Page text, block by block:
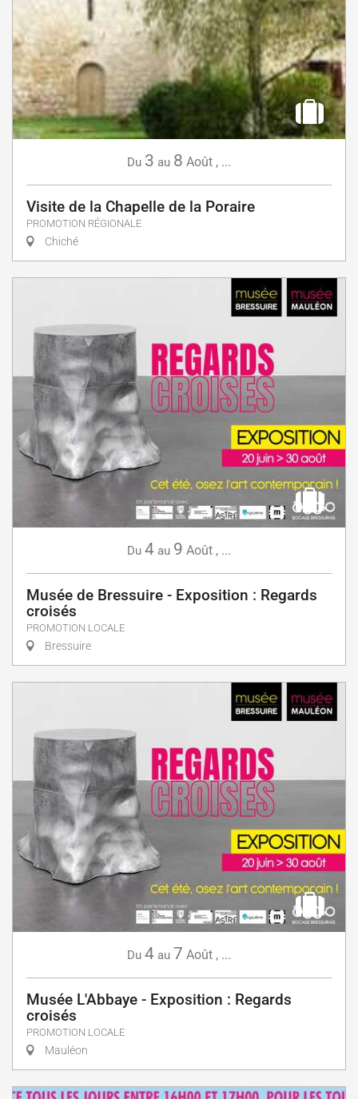
Du 3 au 8 Août , ...
Visite de la Chapelle de la Poraire
PROMOTION RÉGIONALE
Chiché
Du 4 au 9 Août , ...
Musée de Bressuire - Exposition : Regards
croisés
PROMOTION LOCALE
Bressuire
Du 4 au 7 Août , ...
Musée L'Abbaye - Exposition : Regards
croisés
PROMOTION LOCALE
Mauléon